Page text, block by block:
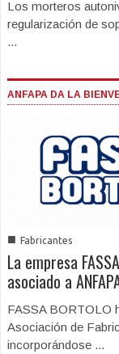
Los morteros
regularización de
...
ANFAPA DA LA
■ Fabricantes
La empresa
asociado a
FASSA BORTOLO
Asociación de
incorporándose ...